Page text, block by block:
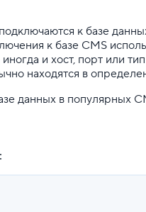
к базе
к базе CMS
и хост, порт или
находятся в
данных в популярных